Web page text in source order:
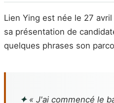
Lien Ying est née le 27 avril
sa présentation de
quelques phrases son
✦« J'ai commencé le